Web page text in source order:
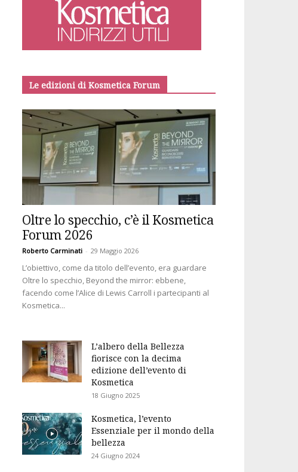
Le edizioni di Kosmetica Forum
Oltre lo specchio, c’è il Kosmetica
Forum 2026
Roberto Carminati - 29 Maggio 2026
L’obiettivo, come da titolo dell’evento, era guardare
Oltre lo specchio, Beyond the mirror: ebbene,
facendo come l’Alice di Lewis Carroll i partecipanti al
Kosmetica...
L’albero della Bellezza
fiorisce con la decima
edizione dell’evento di
Kosmetica
18 Giugno 2025
Kosmetica, l’evento
Essenziale per il mondo della
bellezza
24 Giugno 2024